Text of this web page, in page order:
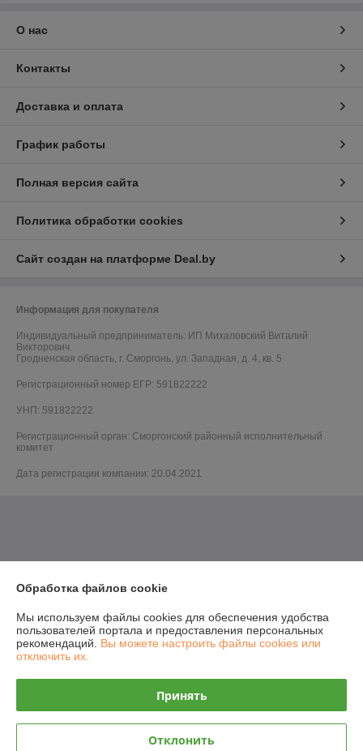
О нас
Контакты
Доставка и оплата
График работы
Полная версия сайта
Политика обработки cookies
Сайт создан на платформе Deal.by
Информация для покупателя
Индивидуальный предприниматель: ИП Михаловский Виталий
Викторович
Гродненская область, г. Сморгонь, ул. Западная, д. 4, кв. 5
Регистрационный номер ЕГР: 591822222
УНП: 591822222
Регистрационный орган: Сморгонский районный исполнительный
комитет
Дата регистрации компании: 20.04.2021
Обработка файлов cookie
Мы используем файлы cookies для обеспечения удобства
пользователей портала и предоставления персональных
рекомендаций. Вы можете настроить файлы cookies или
отключить их.
Принять
Отклонить